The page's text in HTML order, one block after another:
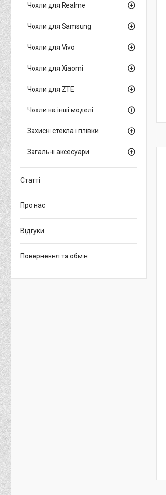
Чохли для Realme
Чохли для Samsung
Чохли для Vivo
Чохли для Xiaomi
Чохли для ZTE
Чохли на інші моделі
Захисні стекла і плівки
Загальні аксесуари
Статті
Про нас
Відгуки
Повернення та обмін